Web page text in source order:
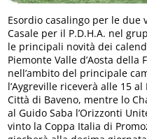
Esordio casalingo per le due
Casale per il P.D.H.A. nel
le principali novità dei
Piemonte Valle d’Aosta della
nell’ambito del principale
l’Aygreville riceverà alle 15
Città di Baveno, mentre lo
al Guido Saba l’Orizzonti
vinto la Coppa Italia di